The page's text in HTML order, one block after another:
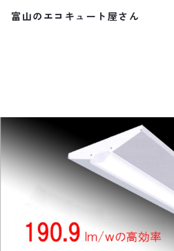
富山のエコキュート屋さん